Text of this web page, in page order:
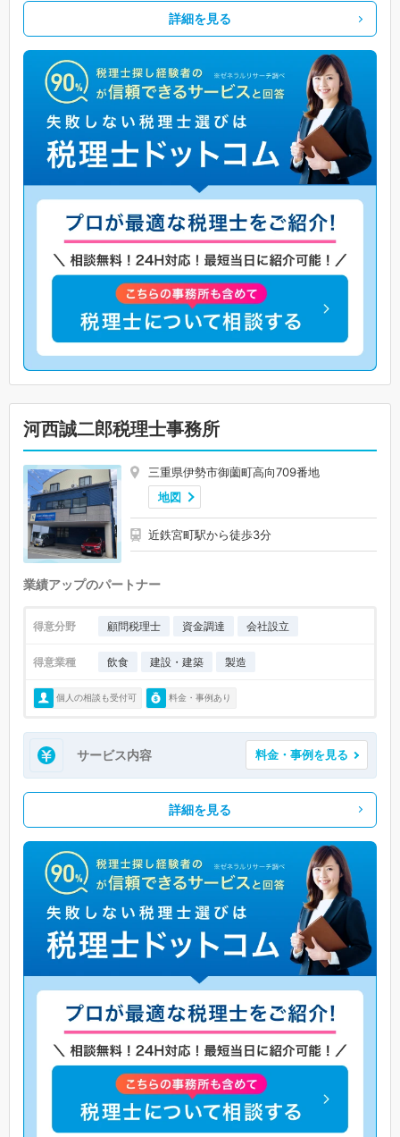
詳細を見る
河西誠二郎税理士事務所
三重県伊勢市御薗町高向709番地
地図
近鉄宮町駅から徒歩3分
業績アップのパートナー
得意分野 顧問税理士 資金調達 会社設立
得意業種 飲食 建設・建築 製造
個人の相談も受付可 料金・事例あり
サービス内容 料金・事例を見る
詳細を見る